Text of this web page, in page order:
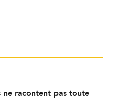
ne racontent pas toute